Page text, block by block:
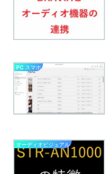
PC スマホ
オーディオビジュアル